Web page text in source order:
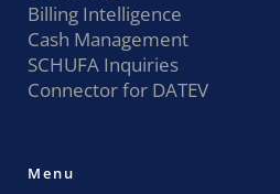
Billing Intelligence
Cash Management
SCHUFA Inquiries
Connector for DATEV
Menu